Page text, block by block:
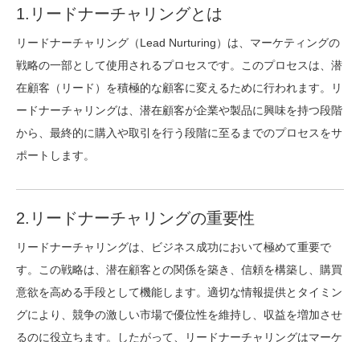
1.リードナーチャリングとは
リードナーチャリング（Lead Nurturing）は、マーケティングの
戦略の一部として使用されるプロセスです。このプロセスは、潜
在顧客（リード）を積極的な顧客に変えるために行われます。リ
ードナーチャリングは、潜在顧客が企業や製品に興味を持つ段階
から、最終的に購入や取引を行う段階に至るまでのプロセスをサ
ポートします。
2.リードナーチャリングの重要性
リードナーチャリングは、ビジネス成功において極めて重要で
す。この戦略は、潜在顧客との関係を築き、信頼を構築し、購買
意欲を高める手段として機能します。適切な情報提供とタイミン
グにより、競争の激しい市場で優位性を維持し、収益を増加させ
るのに役立ちます。したがって、リードナーチャリングはマーケ